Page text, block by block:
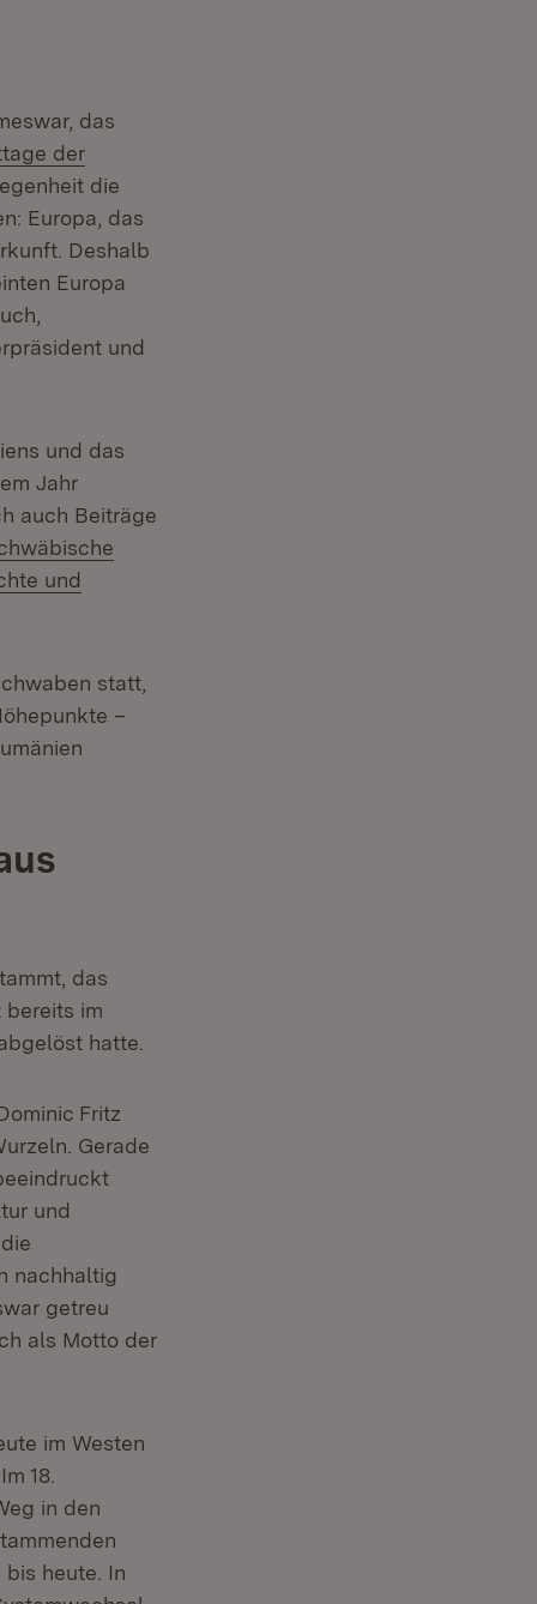
das
der
die
Europa, das
Deshalb
Europa
und
und das
Jahr
auch Beiträge
und
statt,
–
das
bereits im
hatte.
Fritz
Gerade
und
nachhaltig
getreu
als Motto der
im Westen
18.
in den
heute. In